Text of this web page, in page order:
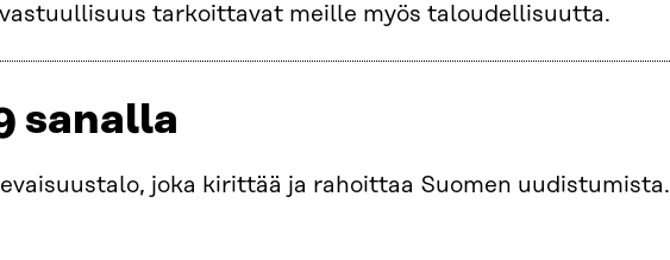
vastuullisuus tarkoittavat meille myös taloudellisuutta.
sanalla
joka kirittää ja rahoittaa Suomen uudistumista.